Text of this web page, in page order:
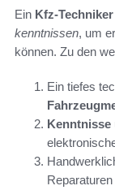
Ein Kfz-Techniker
kenntnissen, um
können. Zu den
Ein tiefes
Kenntnisse
Reparaturen